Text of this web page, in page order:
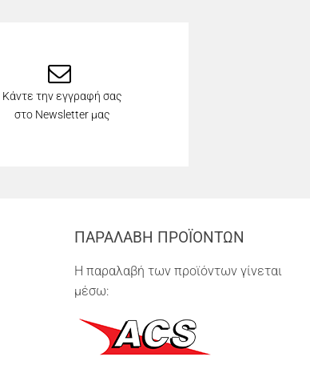
Κάντε την εγγραφή σας
στο Newsletter μας
ΠΑΡΑΛΑΒΗ ΠΡΟΪΟΝΤΩΝ
Η παραλαβή των προϊόντων γίνεται
μέσω: